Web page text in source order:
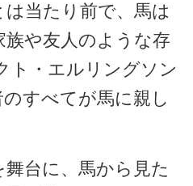
当たり前で、馬は
や友人のような存
・エルリングソン
すべてが馬に親し
台に、馬から見た